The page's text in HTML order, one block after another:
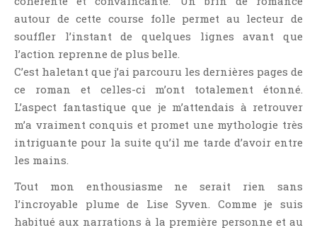
autour de cette course folle permet au lecteur de
souffler l’instant de quelques lignes avant que
l’action reprenne de plus belle.
C’est haletant que j’ai parcouru les dernières pages de
ce roman et celles-ci m’ont totalement étonné.
L’aspect fantastique que je m’attendais à retrouver
m’a vraiment conquis et promet une mythologie très
intriguante pour la suite qu’il me tarde d’avoir entre
les mains.
Tout mon enthousiasme ne serait rien sans
l’incroyable plume de Lise Syven. Comme je suis
habitué aux narrations à la première personne et au